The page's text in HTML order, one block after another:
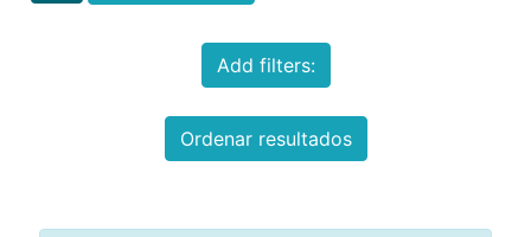
Add filters:
Ordenar resultados